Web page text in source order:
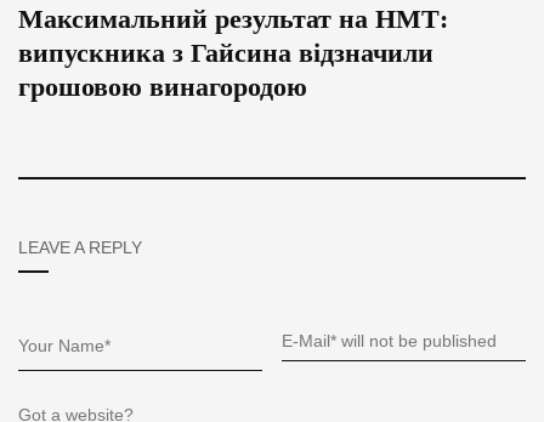
Максимальний результат на НМТ:
випускника з Гайсина відзначили
грошовою винагородою
LEAVE A REPLY